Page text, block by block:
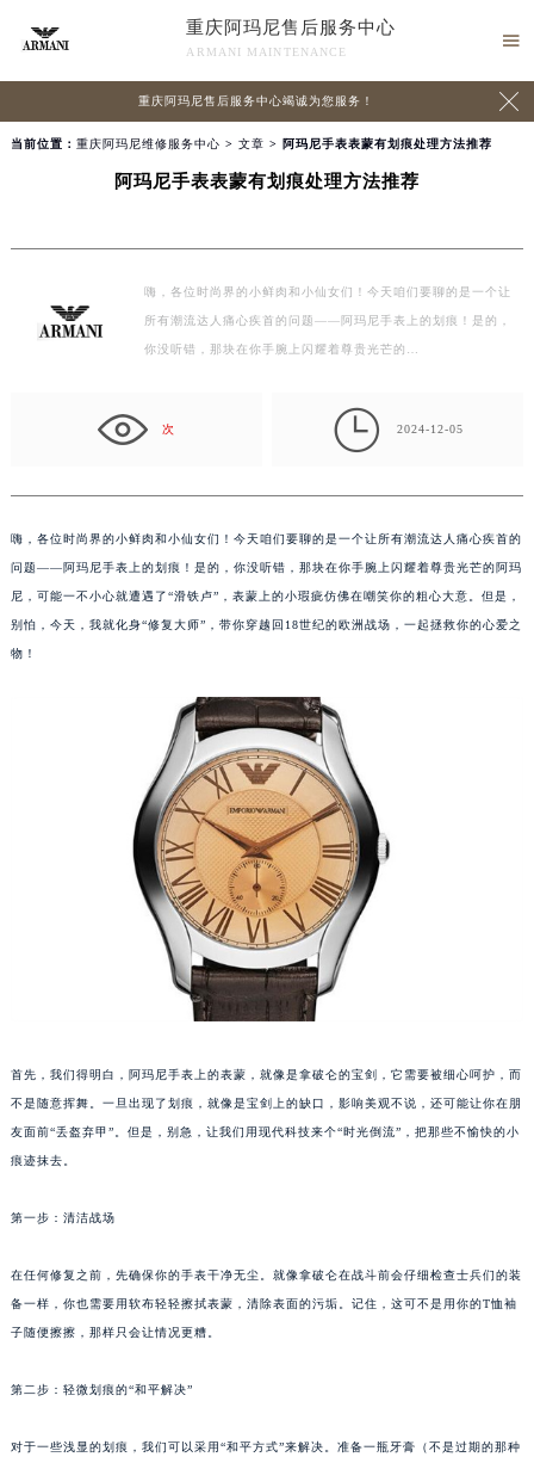
重庆阿玛尼售后服务中心
ARMANI MAINTENANCE

重庆阿玛尼售后服务中心竭诚为您服务！ 
当前位置： 重庆阿玛尼维修服务中心 > 文章 > 阿玛尼手表表蒙有划痕处理方法推荐
阿玛尼手表表蒙有划痕处理方法推荐
嗨，各位时尚界的小鲜肉和小仙女们！今天咱们要聊的是一个让
所有潮流达人痛心疾首的问题——阿玛尼手表上的划痕！是的，
你没听错，那块在你手腕上闪耀着尊贵光芒的…
次  2024-12-05
嗨，各位时尚界的小鲜肉和小仙女们！今天咱们要聊的是一个让所有潮流达人痛心疾首的
问题——阿玛尼手表上的划痕！是的，你没听错，那块在你手腕上闪耀着尊贵光芒的阿玛
尼，可能一不小心就遭遇了“滑铁卢”，表蒙上的小瑕疵仿佛在嘲笑你的粗心大意。但是，
别怕，今天，我就化身“修复大师”，带你穿越回18世纪的欧洲战场，一起拯救你的心爱之
物！
首先，我们得明白，阿玛尼手表上的表蒙，就像是拿破仑的宝剑，它需要被细心呵护，而
不是随意挥舞。一旦出现了划痕，就像是宝剑上的缺口，影响美观不说，还可能让你在朋
友面前“丢盔弃甲”。但是，别急，让我们用现代科技来个“时光倒流”，把那些不愉快的小
痕迹抹去。
第一步：清洁战场
在任何修复之前，先确保你的手表干净无尘。就像拿破仑在战斗前会仔细检查士兵们的装
备一样，你也需要用软布轻轻擦拭表蒙，清除表面的污垢。记住，这可不是用你的T恤袖
子随便擦擦，那样只会让情况更糟。
第二步：轻微划痕的“和平解决”
对于一些浅显的划痕，我们可以采用“和平方式”来解决。准备一瓶牙膏（不是过期的那种